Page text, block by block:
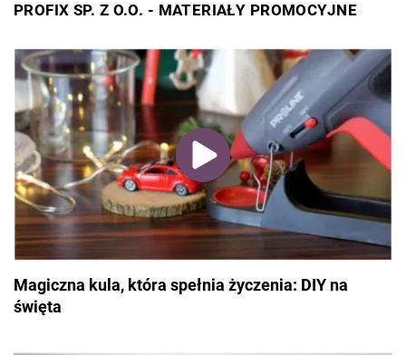
PROFIX SP. Z O.O. - MATERIAŁY PROMOCYJNE
Magiczna kula, która spełnia życzenia: DIY na
święta